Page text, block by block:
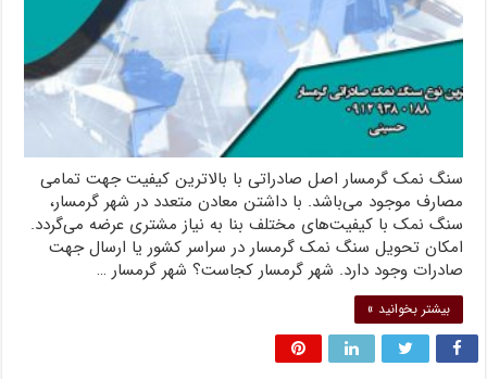
سنگ نمک گرمسار اصل صادراتی با بالاترین کیفیت جهت تمامی
مصارف موجود می‌باشد. با داشتن معادن متعدد در شهر گرمسار،
سنگ نمک با کیفیت‌های مختلف بنا به نیاز مشتری عرضه می‌گردد.
امکان تحویل سنگ نمک گرمسار در سراسر کشور یا ارسال جهت
صادرات وجود دارد. شهر گرمسار کجاست؟ شهر گرمسار …
بیشتر بخوانید »